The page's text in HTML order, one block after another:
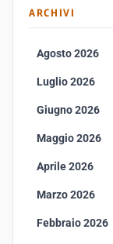
ARCHIVI
Agosto 2026
Luglio 2026
Giugno 2026
Maggio 2026
Aprile 2026
Marzo 2026
Febbraio 2026